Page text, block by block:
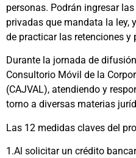
personas. Podrán ingresar
privadas que mandata la ley,
de practicar las retenciones y
Durante la jornada de
Consultorio Móvil de la
(CAJVAL), atendiendo y
torno a diversas materias
Las 12 medidas claves del
1.Al solicitar un crédito